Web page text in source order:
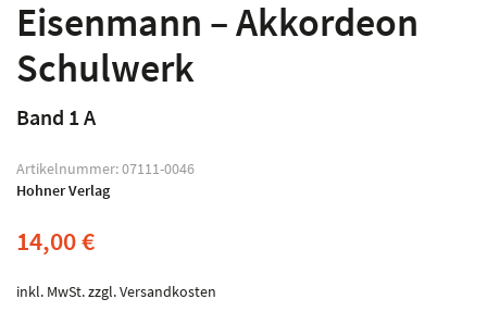
Eisenmann – Akkordeon
Schulwerk
Band 1 A
Artikelnummer:07111-0046
Hohner Verlag
14,00€
inkl. MwSt.zzgl.Versandkosten